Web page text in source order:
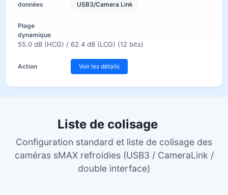
USB3/Camera Link
55.0 dB (HCG) / 62.4 dB (LCG) (12 bits)
Voir les détails
Liste de colisage
Configuration standard et liste de colisage des
caméras sMAX refroidies (USB3 / CameraLink /
double interface)